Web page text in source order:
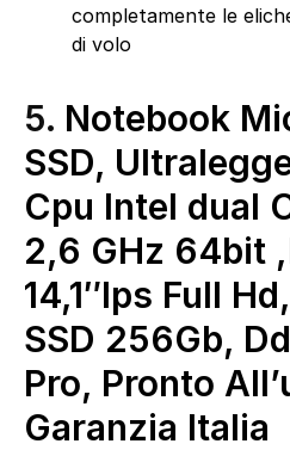
completamente le
di volo
5. Notebook
SSD,
Cpu Intel dual
2,6 GHz 64bit
14,1″Ips Full
SSD 256Gb,
Pro, Pronto
Garanzia Italia